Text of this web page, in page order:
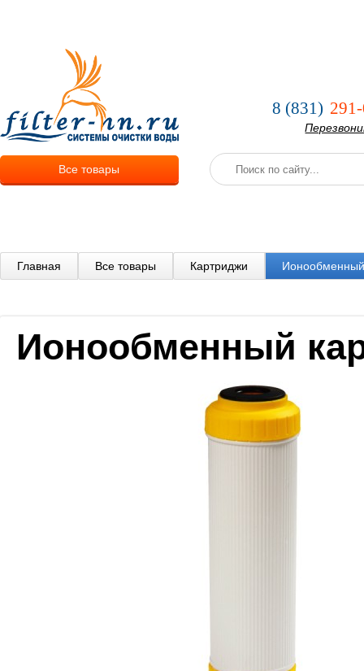
Все товары
8 (831)
Главная Все товары Картриджи
Ионообменный